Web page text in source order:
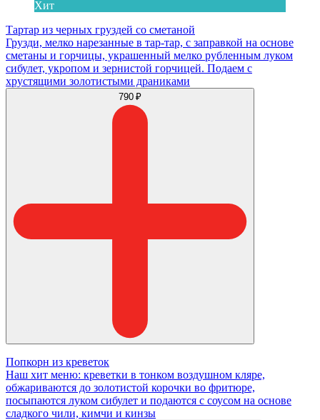
Хит
Тартар из черных груздей со сметаной
Грузди, мелко нарезанные в тар-тар, с заправкой на основе
сметаны и горчицы, украшенный мелко рубленным луком
сибулет, укропом и зернистой горчицей. Подаем с
хрустящими золотистыми драниками
790 ₽
Попкорн из креветок
Наш хит меню: креветки в тонком воздушном кляре,
обжариваются до золотистой корочки во фритюре,
посыпаются луком сибулет и подаются с соусом на основе
сладкого чили, кимчи и кинзы